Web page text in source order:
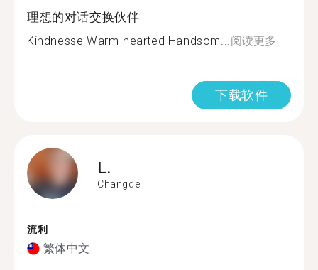
理想的对话交换伙伴
Kindnesse Warm-hearted Handsom... 阅读更多
下载软件
L.
Changde
流利
繁体中文